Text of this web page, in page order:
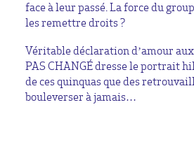
face à leur passé. La force du
les remettre droits ?
Véritable déclaration d’amour aux
PAS CHANGÉ dresse le portrait
de ces quinquas que des
bouleverser à jamais…